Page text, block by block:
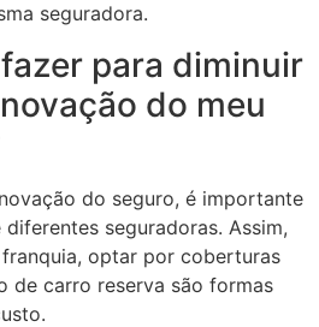
seguradora.
para diminuir
do meu
do seguro, é importante
seguradoras. Assim,
optar por coberturas
de carro reserva são formas